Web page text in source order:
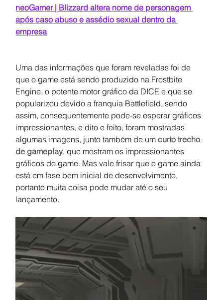
neoGamer | Blizzard altera nome de personagem
após caso abuso e assédio sexual dentro da
empresa
Uma das informações que foram reveladas foi de
que o game está sendo produzido na Frostbite
Engine, o potente motor gráfico da DICE e que se
popularizou devido a franquia Battlefield, sendo
assim, consequentemente pode-se esperar gráficos
impressionantes, e dito e feito, foram mostradas
algumas imagens, junto também de um curto trecho
de gameplay, que mostram os impressionantes
gráficos do game. Mas vale frisar que o game ainda
está em fase bem inicial de desenvolvimento,
portanto muita coisa pode mudar até o seu
lançamento.